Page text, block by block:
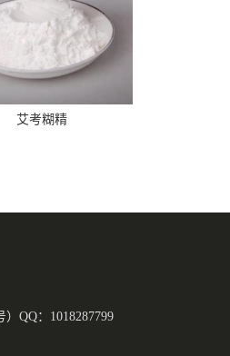
艾考糊精
QQ：1018287799